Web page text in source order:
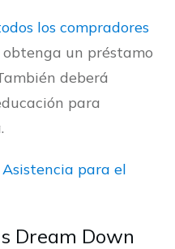
los compradores
obtenga un préstamo
deberá
para
para el
Dream Down